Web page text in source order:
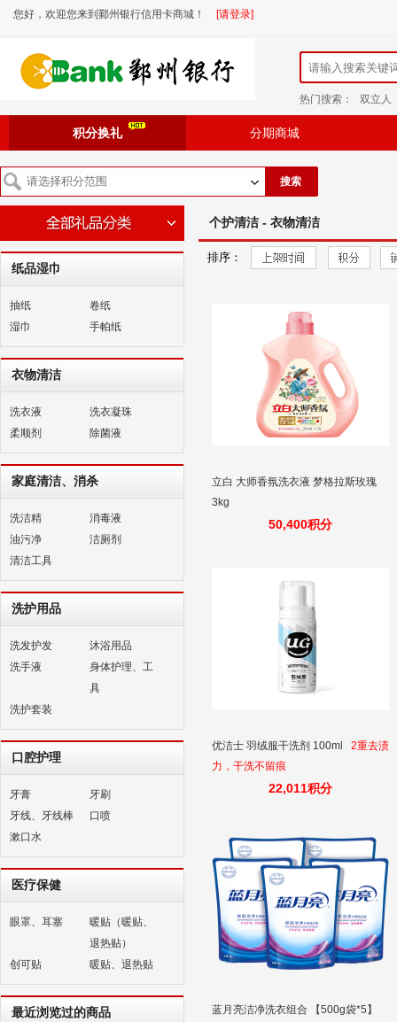
您好，欢迎您来到鄞州银行信用卡商城！ [请登录]
热门搜索： 双立人
积分换礼 分期商城
搜索
纸品湿巾
抽纸
卷纸
湿巾
手帕纸
衣物清洁
洗衣液
洗衣凝珠
柔顺剂
除菌液
家庭清洁、消杀
洗洁精
消毒液
油污净
洁厕剂
清洁工具
洗护用品
洗发护发
沐浴用品
洗手液
身体护理、工
具
洗护套装
口腔护理
牙膏
牙刷
牙线、牙线棒
口喷
漱口水
医疗保健
眼罩、耳塞
暖贴（暖贴、
退热贴）
创可贴
暖贴、退热贴
最近浏览过的商品
个护清洁 - 衣物清洁
排序：
立白 大师香氛洗衣液 梦格拉斯玫瑰
3kg
50,400积分
优洁士 羽绒服干洗剂 100ml
2重去渍
力，干洗不留痕
22,011积分
蓝月亮洁净洗衣组合 【500g袋*5】